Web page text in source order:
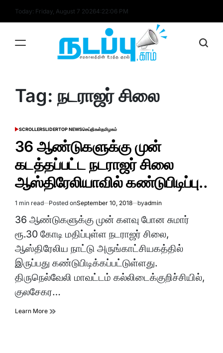
Today: Friday, August 7 20264:22:06 PM
Tag: நடராஜர் சிலை
POSTED
SCROLLERSLIDERTOP NEWSசெய்திகள்தமிழகம்
36 ஆண்டுகளுக்கு முன்
கடத்தப்பட்ட நடராஜர் சிலை
ஆஸ்திரேலியாவில் கண்டுபிடிப்பு..
Estimated
read
time
1 min read Posted onSeptember 10, 2018 byadmin
36 ஆண்டுகளுக்கு முன் களவு போன சுமார்
ரூ.30 கோடி மதிப்புள்ள நடராஜர் சிலை,
ஆஸ்திரேலிய நாட்டு அருங்காட்சியகத்தில்
இருப்பது கண்டுபிடிக்கப்பட்டுள்ளது.
திருநெல்வேலி மாவட்டம் கல்லிடைக்குறிச்சியில்,
குலசேகர…
Learn More